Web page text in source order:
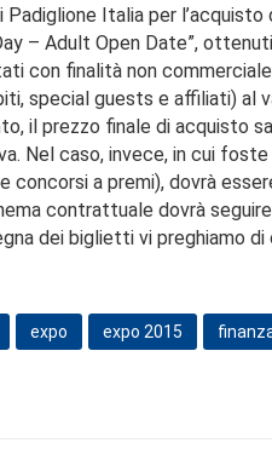
Italia per
– Adult Open Date”,
con finalità non
special guests e affiliati) al
il prezzo finale di acquisto
Nel caso, invece, in cui
concorsi a premi), dovrà
contrattuale dovrà
dei biglietti vi preghiamo
expo expo 2015